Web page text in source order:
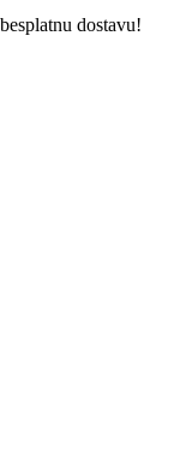
dostavu!